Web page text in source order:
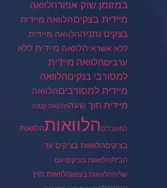
במזומן שוק אפורהלוואה
מיידית בצקיםהלוואה מיידית
בצקים נתניההלוואה מיידית
ללא אשראיהלוואה מיידית ללא
ערביםהלוואה מיידית
למסורבי בנקיםהלוואה
מיידית למסורביםהלוואה
מיידית תוך שעההלוואה קטנה
למוגבלים הלוואותהלוואות
בצ'קיםהלוואות בצ'קים עד
הביתהלוואות בצ'קים עם
שליחהלוואות בצפוןהלוואות חוץ